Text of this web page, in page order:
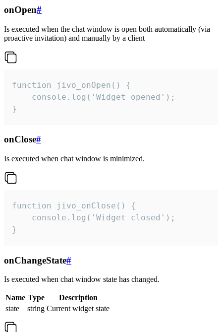
onOpen#
Is executed when the chat window is open both automatically (via
proactive invitation) and manually by a client
function jivo_onOpen() {
    console.log('Widget opened');
}
onClose#
Is executed when chat window is minimized.
function jivo_onClose() {
    console.log('Widget closed');
}
onChangeState#
Is executed when chat window state has changed.
Name Type
Description
state
string Current widget state